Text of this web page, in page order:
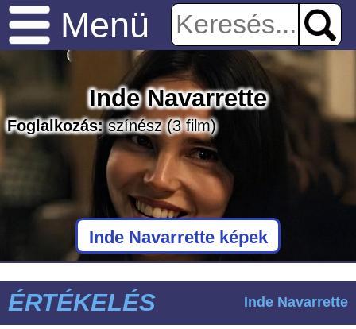
Menü
Inde Navarrette
Foglalkozás:színész(3 film)
Inde Navarrette képek
ÉRTÉKELÉS Inde Navarrette